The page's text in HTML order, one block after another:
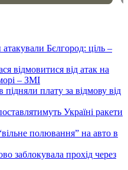
атакували Бєлгород: ціль –
відмовитися від атак на
– ЗМІ
підняли плату за відмову від
Україні ракети
полювання” на авто в
заблокувала прохід через